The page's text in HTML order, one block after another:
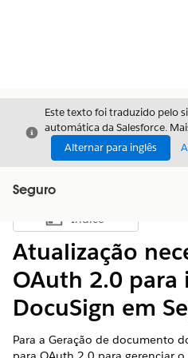
Fechar
Este texto foi traduzido pelo
automática da Salesforce.
Alternar para inglês
Seguro
Mostrar índice
Índice
Atualização
OAuth 2.0 para
DocuSign em
Para a Geração de documento